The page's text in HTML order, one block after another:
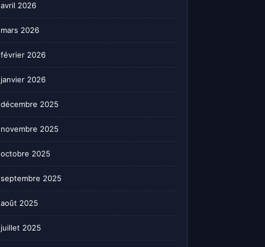
avril 2026
mars 2026
février 2026
janvier 2026
décembre 2025
novembre 2025
octobre 2025
septembre 2025
août 2025
juillet 2025